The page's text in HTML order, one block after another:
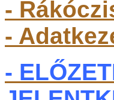
-
-
-